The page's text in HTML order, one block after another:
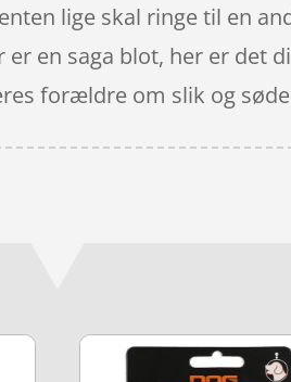
lige skal ringe til en
en saga blot, her er det
forældre om slik og